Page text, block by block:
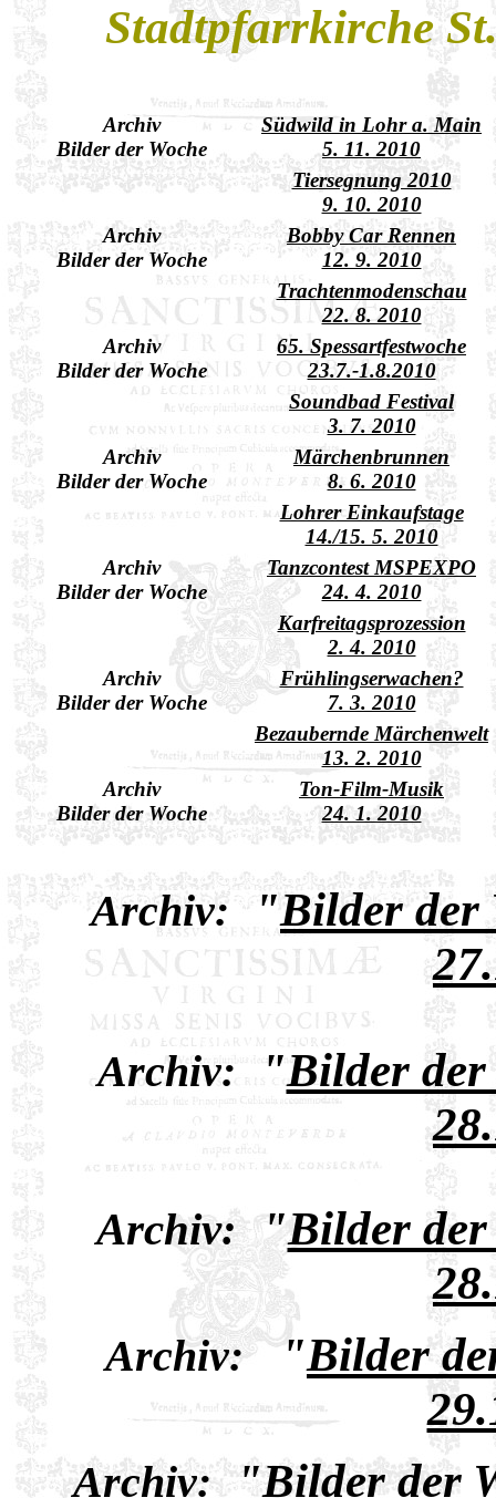
Stadtpfarrkirche
Archiv
Bilder der Woche
Südwild in Lohr a. Main
5. 11. 2010
Tiersegnung 2010
9. 10. 2010
Archiv
Bilder der Woche
Bobby Car Rennen
12. 9. 2010
Trachtenmodenschau
22. 8. 2010
Archiv
Bilder der Woche
65. Spessartfestwoche
23.7.-1.8.2010
Soundbad Festival
3. 7. 2010
Archiv
Bilder der Woche
Märchenbrunnen
8. 6. 2010
Lohrer Einkaufstage
14./15. 5. 2010
Archiv
Bilder der Woche
Tanzcontest MSPEXPO
24. 4. 2010
Karfreitagsprozession
2. 4. 2010
Archiv
Bilder der Woche
Frühlingserwachen?
7. 3. 2010
Bezaubernde Märchenwelt
13. 2. 2010
Archiv
Bilder der Woche
Ton-Film-Musik
24. 1. 2010
Archiv:"Bilder der
Archiv: "Bilder der
Archiv:"Bilder der
Archiv: "Bilder
Archiv:"Bilder der